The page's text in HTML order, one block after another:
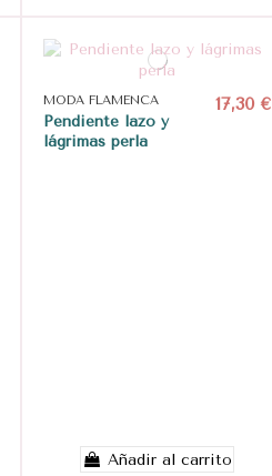
MODA FLAMENCA
Pendiente lazo y
lágrimas perla
17,30 €
Añadir al carrito